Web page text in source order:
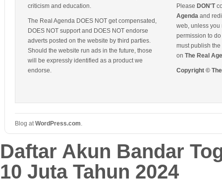
criticism and education.
The Real Agenda DOES NOT get compensated,
DOES NOT support and DOES NOT endorse
adverts posted on the website by third parties.
Should the website run ads in the future, those
will be expressly identified as a product we
endorse.
Please DON'T
Agenda and
web, unless you
permission to
must publish
on The Real
Copyright ©
Blog atWordPress.com.
Daftar Akun Bandar
10 Juta Tahun 2024